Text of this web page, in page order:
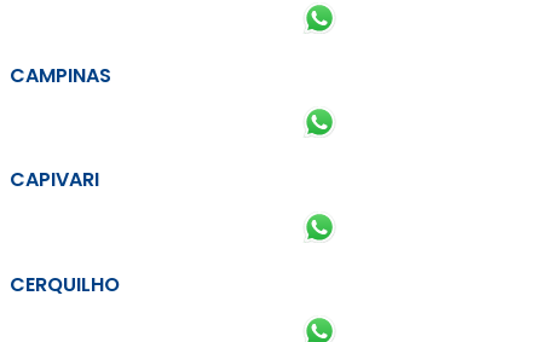
CAMPINAS
CAPIVARI
CERQUILHO